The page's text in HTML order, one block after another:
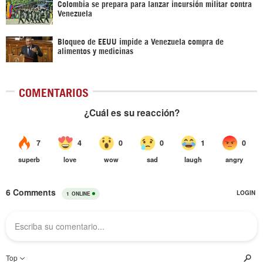
Colombia se prepara para lanzar incursión militar contra
Venezuela
Bloqueo de EEUU impide a Venezuela compra de
alimentos y medicinas
COMENTARIOS